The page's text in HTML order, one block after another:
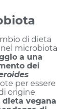
di dieta
microbiota
a una
dei
per essere
origine
dieta vegana